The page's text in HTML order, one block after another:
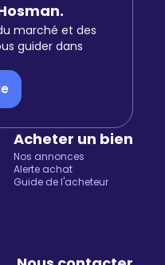
marché et des
guider dans
Acheter un bien
Nos annonces
Alerte achat
Guide de l'acheteur